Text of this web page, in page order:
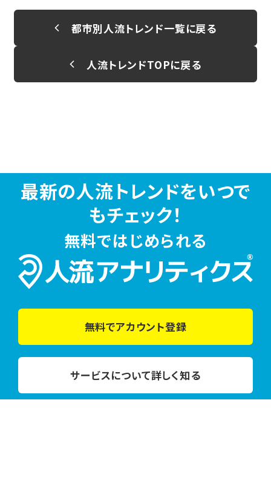
都市別人流トレンド一覧に戻る
人流トレンドTOPに戻る
最新の人流トレンドをいつで
もチェック！
無料ではじめられる
無料でアカウント登録
サービスについて詳しく知る